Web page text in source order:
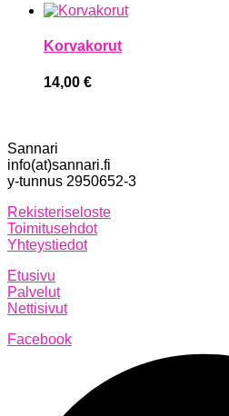
Korvakorut
14,00 €
Sannari
info(at)sannari.fi
y-tunnus 2950652-3
Rekisteriseloste
Toimitusehdot
Yhteystiedot
Etusivu
Palvelut
Nettisivut
Facebook